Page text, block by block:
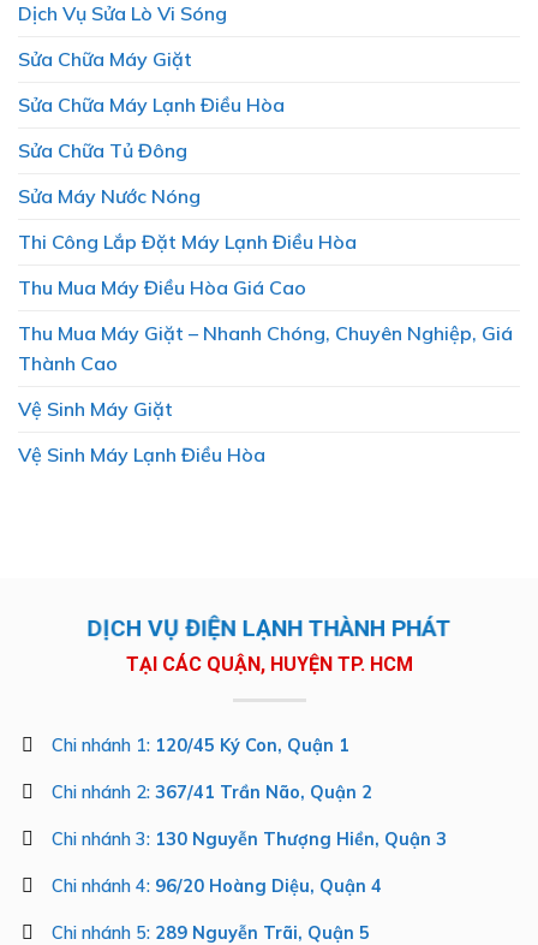
Dịch Vụ Sửa Lò Vi Sóng
Sửa Chữa Máy Giặt
Sửa Chữa Máy Lạnh Điều Hòa
Sửa Chữa Tủ Đông
Sửa Máy Nước Nóng
Thi Công Lắp Đặt Máy Lạnh Điều Hòa
Thu Mua Máy Điều Hòa Giá Cao
Thu Mua Máy Giặt – Nhanh Chóng, Chuyên Nghiệp, Giá
Thành Cao
Vệ Sinh Máy Giặt
Vệ Sinh Máy Lạnh Điều Hòa
DỊCH VỤ ĐIỆN LẠNH THÀNH PHÁT
TẠI CÁC QUẬN, HUYỆN TP. HCM
Chi nhánh 1: 120/45 Ký Con, Quận 1
Chi nhánh 2: 367/41 Trần Não, Quận 2
Chi nhánh 3: 130 Nguyễn Thượng Hiền, Quận 3
Chi nhánh 4: 96/20 Hoàng Diệu, Quận 4
Chi nhánh 5: 289 Nguyễn Trãi, Quận 5